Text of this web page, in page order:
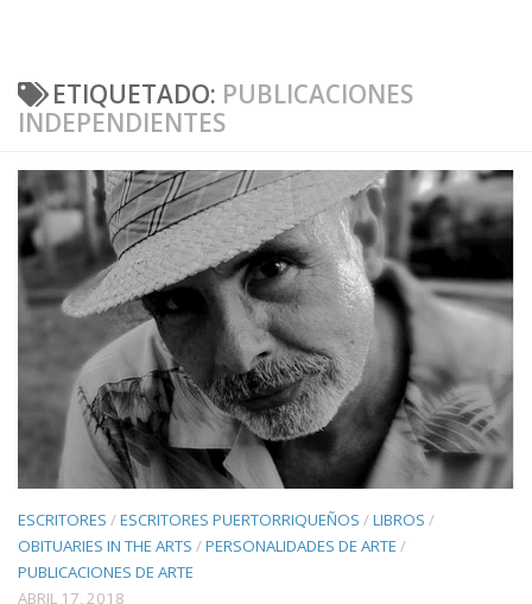
ETIQUETADO: PUBLICACIONES
INDEPENDIENTES
ESCRITORES /ESCRITORES PUERTORRIQUEÑOS /LIBROS /
OBITUARIES IN THE ARTS /PERSONALIDADES DE ARTE /
PUBLICACIONES DE ARTE
ABRIL 17, 2018